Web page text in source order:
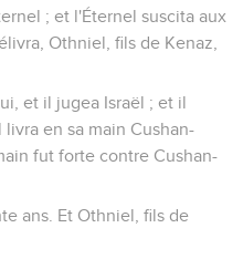
; et l'Éternel suscita aux
Othniel, fils de Kenaz,
et il jugea Israël ; et il
en sa main Cushan-
fut forte contre Cushan-
ans. Et Othniel, fils de